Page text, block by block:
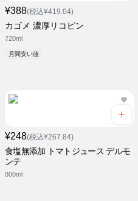
¥388(税込¥419.04)
カゴメ 濃厚リコピン
720ml
月間安い値
¥248(税込¥267.84)
食塩無添加 トマトジュース デルモ
ンテ
800ml